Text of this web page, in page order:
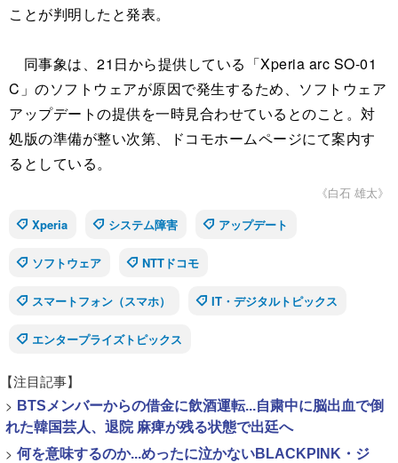
ことが判明したと発表。
同事象は、21日から提供している「Xperia arc SO-01
C」のソフトウェアが原因で発生するため、ソフトウェア
アップデートの提供を一時見合わせているとのこと。対
処版の準備が整い次第、ドコモホームページにて案内す
るとしている。
《白石 雄太》
Xperia
システム障害 アップデート
ソフトウェア NTTドコモ
スマートフォン（スマホ） IT・デジタルトピックス
エンタープライズトピックス
【注目記事】
> BTSメンバーからの借金に飲酒運転...自粛中に脳出血で倒
れた韓国芸人、退院 麻痺が残る状態で出廷へ
> 何を意味するのか...めったに泣かないBLACKPINK・ジ